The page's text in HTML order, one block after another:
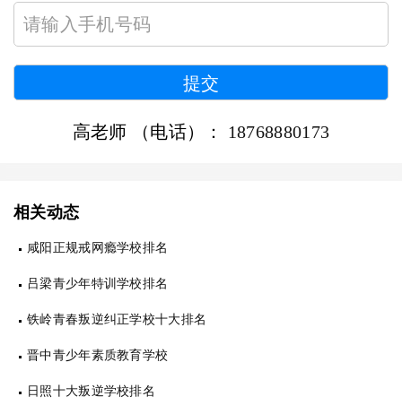
高老师 （电话）： 18768880173
相关动态
咸阳正规戒网瘾学校排名
吕梁青少年特训学校排名
铁岭青春叛逆纠正学校十大排名
晋中青少年素质教育学校
日照十大叛逆学校排名